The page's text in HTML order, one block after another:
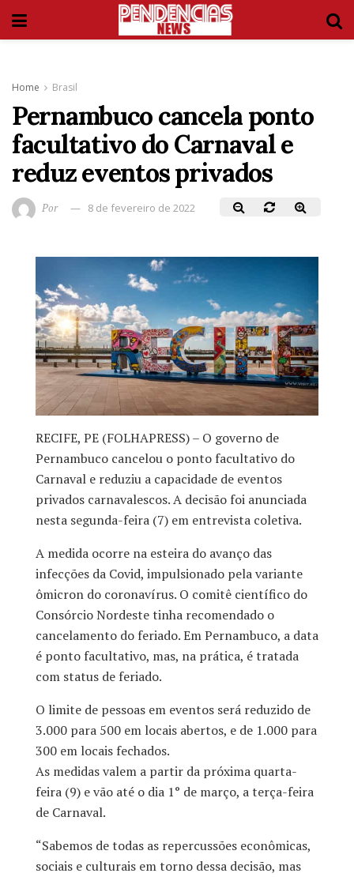
Home Brasil
Pernambuco cancela ponto
facultativo do Carnaval e
reduz eventos privados
Por 8 de fevereiro de 2022
RECIFE, PE (FOLHAPRESS) – O governo de
Pernambuco cancelou o ponto facultativo do
Carnaval e reduziu a capacidade de eventos
privados carnavalescos. A decisão foi anunciada
nesta segunda-feira (7) em entrevista coletiva.
A medida ocorre na esteira do avanço das
infecções da Covid, impulsionado pela variante
ômicron do coronavírus. O comitê científico do
Consórcio Nordeste tinha recomendado o
cancelamento do feriado. Em Pernambuco, a data
é ponto facultativo, mas, na prática, é tratada
com status de feriado.
O limite de pessoas em eventos será reduzido de
3.000 para 500 em locais abertos, e de 1.000 para
300 em locais fechados.
As medidas valem a partir da próxima quarta-
feira (9) e vão até o dia 1° de março, a terça-feira
de Carnaval.
“Sabemos de todas as repercussões econômicas,
sociais e culturais em torno dessa decisão, mas